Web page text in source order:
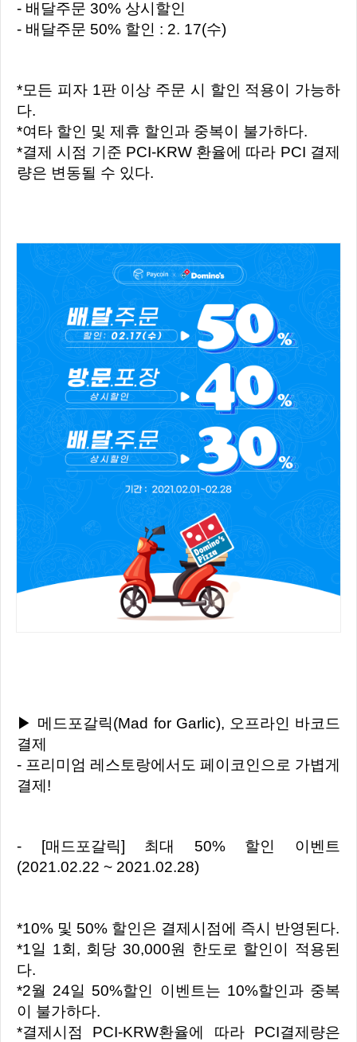
- 배달주문 30% 상시할인
- 배달주문 50% 할인 : 2. 17(수)
*모든 피자 1판 이상 주문 시 할인 적용이 가능하
다.
*여타 할인 및 제휴 할인과 중복이 불가하다.
*결제 시점 기준 PCI-KRW 환율에 따라 PCI 결제
량은 변동될 수 있다.
▶ 메드포갈릭(Mad for Garlic), 오프라인 바코드
결제
- 프리미엄 레스토랑에서도 페이코인으로 가볍게
결제!
- [매드포갈릭] 최대 50% 할인 이벤트
(2021.02.22 ~ 2021.02.28)
*10% 및 50% 할인은 결제시점에 즉시 반영된다.
*1일 1회, 회당 30,000원 한도로 할인이 적용된
다.
*2월 24일 50%할인 이벤트는 10%할인과 중복
이 불가하다.
*결제시점 PCI-KRW환율에 따라 PCI결제량은